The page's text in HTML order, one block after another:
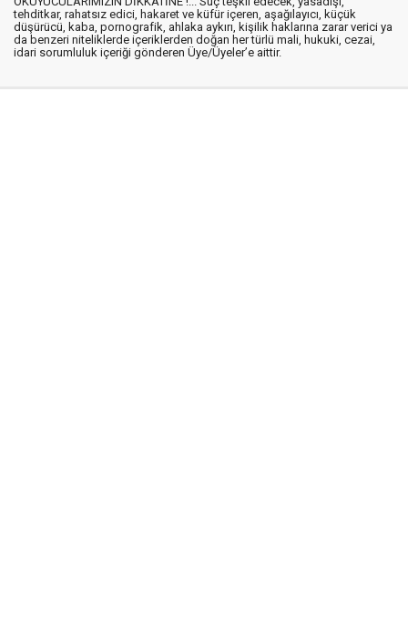
tehditkar, rahatsız edici, hakaret ve küfür içeren, aşağılayıcı, küçük
düşürücü, kaba, pornografik, ahlaka aykırı, kişilik haklarına zarar verici ya
da benzeri niteliklerde içeriklerden doğan her türlü mali, hukuki, cezai,
idari sorumluluk içeriği gönderen Üye/Üyeler’e aittir.